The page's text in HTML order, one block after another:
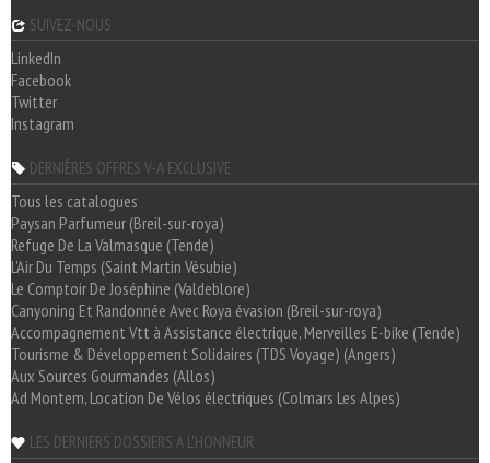
SUIVEZ-NOUS
LinkedIn
Facebook
Twitter
Instagram
DERNIÈRES OFFRES V-A EXCLUSIVE
Tous les catalogues
Paysan Parfumeur (Breil-sur-roya)
Refuge De La Valmasque (Tende)
L'Air Du Temps (Saint Martin Vésubie)
Le Comptoir De Joséphine (Valdeblore)
Canyoning Et Randonnée Avec Roya évasion (Breil-sur-roya)
Accompagnement Vtt à Assistance électrique, Merveilles E-bike (Tende)
Tourisme & Développement Solidaires (TDS Voyage) (Angers)
Aux Sources Gourmandes (Allos)
Ad Montem, Location De Vélos électriques (Colmars Les Alpes)
LES DERNIERS DOSSIERS A L'HONNEUR